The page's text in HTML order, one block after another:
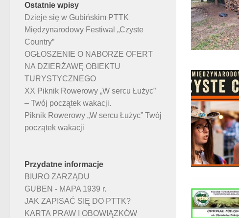
Ostatnie wpisy
Dzieje się w Gubińskim PTTK
Międzynarodowy Festiwal „Czyste
Country”
OGŁOSZENIE O NABORZE OFERT
NA DZIERŻAWĘ OBIEKTU
TURYSTYCZNEGO
XX Piknik Rowerowy „W sercu Łużyc”
– Twój początek wakacji.
Piknik Rowerowy „W sercu Łużyc” Twój
początek wakacji
Przydatne informacje
BIURO ZARZĄDU
GUBEN - MAPA 1939 r.
JAK ZAPISAĆ SIĘ DO PTTK?
KARTA PRAW I OBOWIĄZKÓW